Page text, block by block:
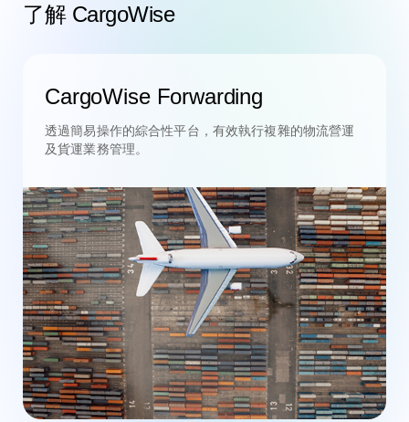
了解 CargoWise
CargoWise Forwarding
透過簡易操作的綜合性平台，有效執行複雜的物流營運
及貨運業務管理。